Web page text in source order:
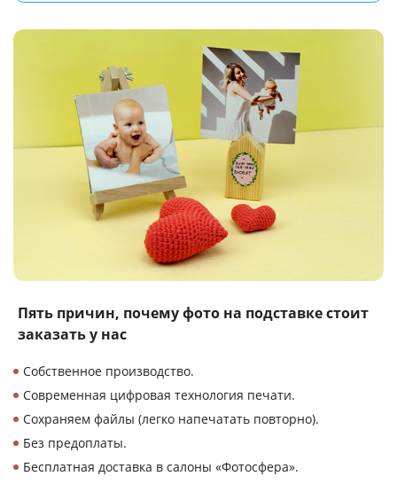
Пять причин, почемуфото на подставкестоит
заказать у нас
Собственное производство.
Современная цифровая технология печати.
Сохраняем файлы (легко напечатать повторно).
Без предоплаты.
Бесплатная доставка в салоны «Фотосфера».